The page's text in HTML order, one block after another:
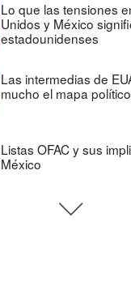
Lo que las tensiones
Unidos y México
estadounidenses
Las intermedias de
mucho el mapa político
Listas OFAC y sus
México